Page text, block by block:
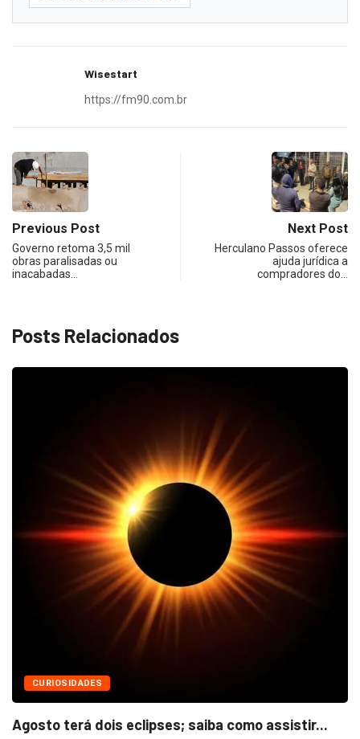
Wisestart
https://fm90.com.br
Previous Post
Governo retoma 3,5 mil
obras paralisadas ou
inacabadas…
Next Post
Herculano Passos oferece
ajuda jurídica a
compradores do…
Posts Relacionados
CURIOSIDADES
Agosto terá dois eclipses; saiba como assistir...